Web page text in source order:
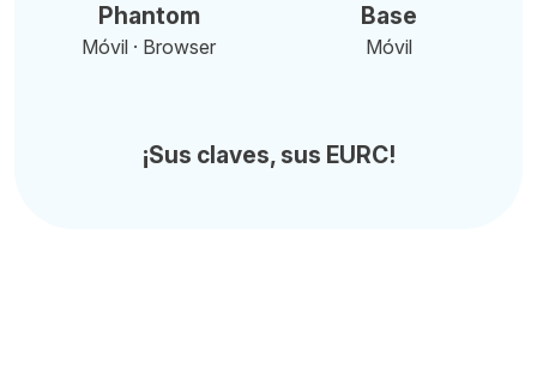
Phantom
Móvil · Browser
Base
Móvil
¡Sus claves, sus EURC!